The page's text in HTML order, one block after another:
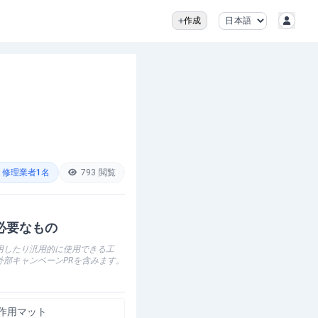
作成
修理業者1 名 793 閲覧
要なもの
したり汎用的に使用できる工
キャンペーンPRを含みます。
用マット